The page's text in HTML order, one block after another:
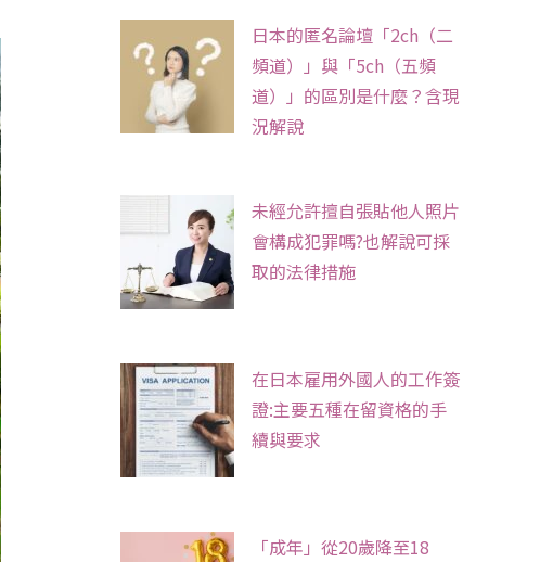
日本的匿名論壇「2ch（二
頻道）」與「5ch（五頻
道）」的區別是什麼？含現
況解說
未經允許擅自張貼他人照片
會構成犯罪嗎?也解說可採
取的法律措施
在日本雇用外國人的工作簽
證:主要五種在留資格的手
續與要求
「成年」從20歲降至18